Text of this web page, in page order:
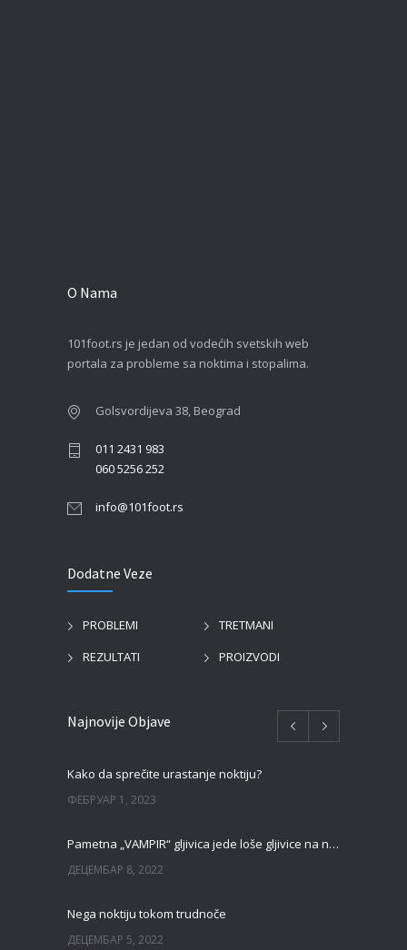
O Nama
101foot.rs je jedan od vodećih svetskih web
portala za probleme sa noktima i stopalima.
Golsvordijeva 38, Beograd
011 2431 983
060 5256 252
info@101foot.rs
Dodatne Veze
PROBLEMI
TRETMANI
REZULTATI
PROIZVODI
Najnovije Objave
Kako da sprečite urastanje noktiju?
ФЕБРУАР 1, 2023
Pametna „VAMPIR“ gljivica jede loše gljivice na noktima!
ДЕЦЕМБАР 8, 2022
Nega noktiju tokom trudnoče
ДЕЦЕМБАР 5, 2022